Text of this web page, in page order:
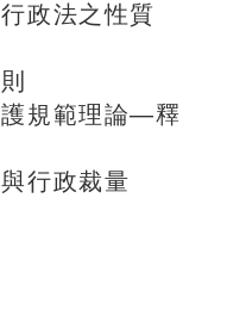
政法之性質
規範理論—釋
行政裁量